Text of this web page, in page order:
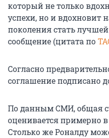
который не только
успехи, но и вдохновит
поколения стать лучшей
сообщение (цитата по
Согласно
соглашение подписано
По данным СМИ, общая
оценивается примерно
Столько же Роналду